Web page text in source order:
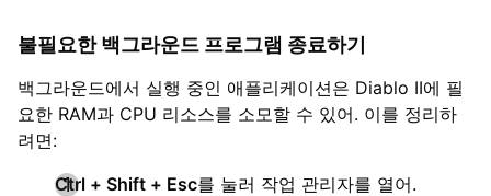
불필요한 백그라운드 프로그램 종료하기
백그라운드에서 실행 중인 애플리케이션은 Diablo II에 필
요한 RAM과 CPU 리소스를 소모할 수 있어. 이를 정리하
려면:
Ctrl + Shift + Esc를 눌러 작업 관리자를 열어.